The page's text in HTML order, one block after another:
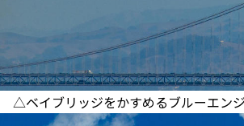
△ベイブリッジをかすめるブルーエン